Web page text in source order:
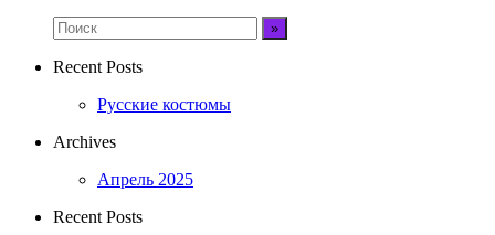
Recent Posts
Русские костюмы
Archives
Апрель 2025
Recent Posts